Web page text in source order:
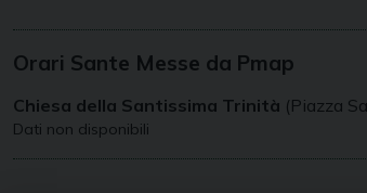
Orari Sante Messe da Pmap
Chiesa della Santissima Trinità (Piazza
Dati non disponibili